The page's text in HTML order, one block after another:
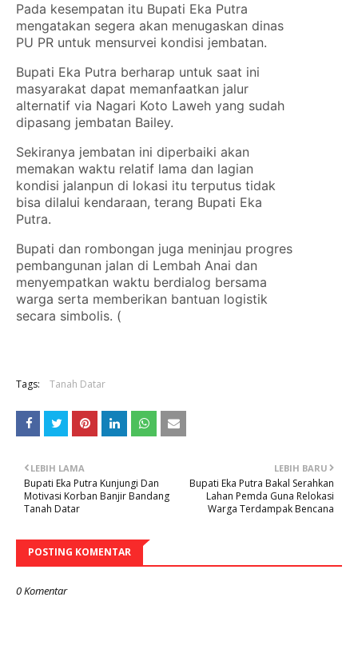
Pada kesempatan itu Bupati Eka Putra
mengatakan segera akan menugaskan dinas
PU PR untuk mensurvei kondisi jembatan.
Bupati Eka Putra berharap untuk saat ini
masyarakat dapat memanfaatkan jalur
alternatif via Nagari Koto Laweh yang sudah
dipasang jembatan Bailey.
Sekiranya jembatan ini diperbaiki akan
memakan waktu relatif lama dan lagian
kondisi jalanpun di lokasi itu terputus tidak
bisa dilalui kendaraan, terang Bupati Eka
Putra.
Bupati dan rombongan juga meninjau progres
pembangunan jalan di Lembah Anai dan
menyempatkan waktu berdialog bersama
warga serta memberikan bantuan logistik
secara simbolis. (
Tags: Tanah Datar
LEBIH BARU
Bupati Eka Putra Bakal Serahkan
Lahan Pemda Guna Relokasi
Warga Terdampak Bencana
LEBIH LAMA
Bupati Eka Putra Kunjungi Dan
Motivasi Korban Banjir Bandang
Tanah Datar
POSTING KOMENTAR
0 Komentar